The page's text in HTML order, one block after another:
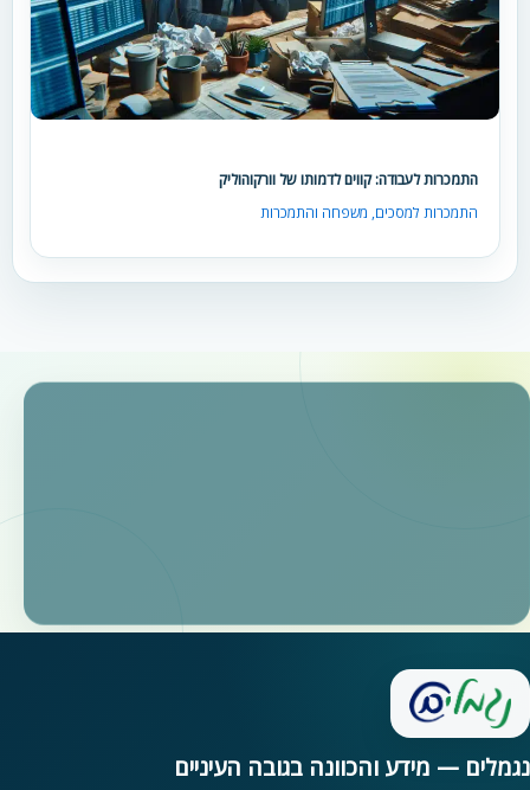
התמכרות לעבודה: קווים לדמותו של וורקוהוליק
התמכרות למסכים, משפחה והתמכרות
נגמלים — מידע והכוונה בגובה העיניים